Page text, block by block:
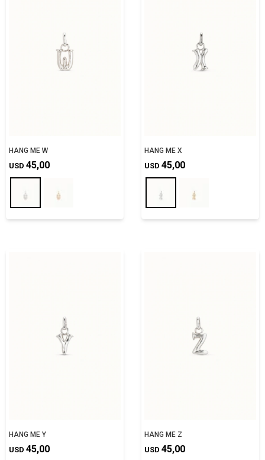
HANG ME W
USD 45,00
HANG ME X
USD 45,00
HANG ME Y
USD 45,00
HANG ME Z
USD 45,00